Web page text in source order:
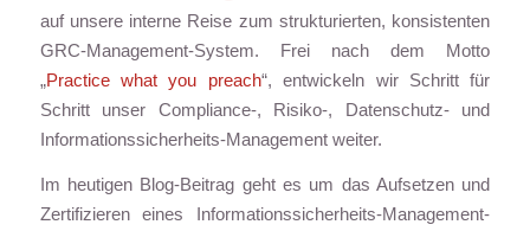
auf unsere interne Reise zum strukturierten, konsistenten
GRC-Management-System. Frei nach dem Motto
„Practice what you preach“, entwickeln wir Schritt für
Schritt unser Compliance-, Risiko-, Datenschutz- und
Informationssicherheits-Management weiter.
Im heutigen Blog-Beitrag geht es um das Aufsetzen und
Zertifizieren eines Informationssicherheits-Management-